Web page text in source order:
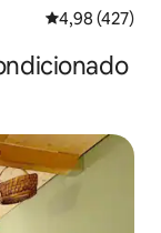
Calificación
4,98 (427)